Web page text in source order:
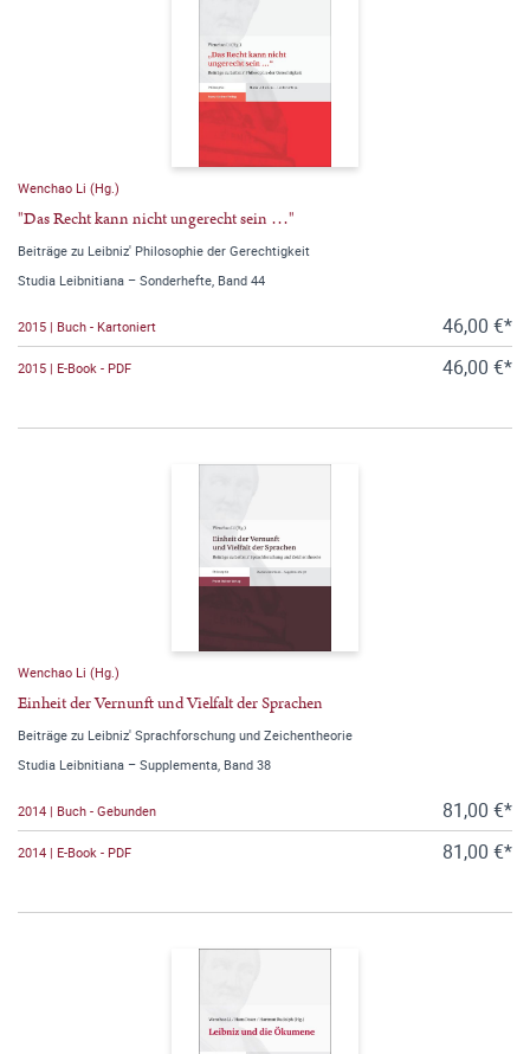
Wenchao Li (Hg.)
"Das Recht kann nicht ungerecht sein …"
Beiträge zu Leibniz' Philosophie der Gerechtigkeit
Studia Leibnitiana – Sonderhefte, Band 44
2015 | Buch - Kartoniert 46,00 €*
2015 | E-Book - PDF 46,00 €*
Wenchao Li (Hg.)
Einheit der Vernunft und Vielfalt der Sprachen
Beiträge zu Leibniz' Sprachforschung und Zeichentheorie
Studia Leibnitiana – Supplementa, Band 38
2014 | Buch - Gebunden 81,00 €*
2014 | E-Book - PDF 81,00 €*